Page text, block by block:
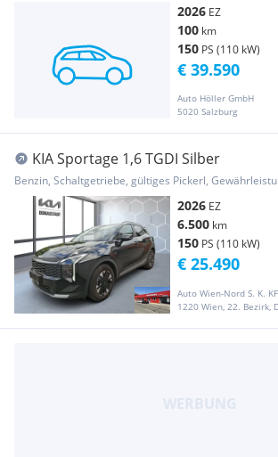
2026 EZ
100 km
150 PS (110 kW)
Auto Höller GmbH
5020 Salzburg
€ 39.590
KIA Sportage 1,6 TGDI Silber
Benzin, Schaltgetriebe, gültiges Pickerl,
2026 EZ
6.500 km
150 PS (110 kW)
Auto Wien-Nord S. K.
1220 Wien, 22. Bezirk,
€ 25.490